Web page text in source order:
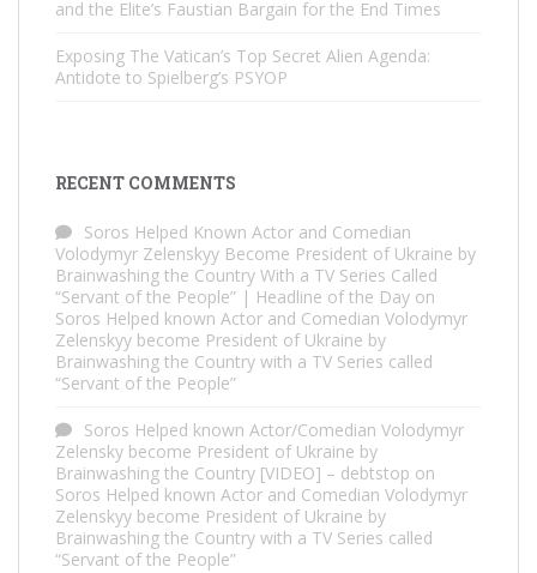
and the Elite’s Faustian Bargain for the End Times
Exposing The Vatican’s Top Secret Alien Agenda:
Antidote to Spielberg’s PSYOP
RECENT COMMENTS
Soros Helped Known Actor and Comedian
Volodymyr Zelenskyy Become President of Ukraine by
Brainwashing the Country With a TV Series Called
“Servant of the People” | Headline of the Day on
Soros Helped known Actor and Comedian Volodymyr
Zelenskyy become President of Ukraine by
Brainwashing the Country with a TV Series called
“Servant of the People”
Soros Helped known Actor/Comedian Volodymyr
Zelensky become President of Ukraine by
Brainwashing the Country [VIDEO] – debtstop on
Soros Helped known Actor and Comedian Volodymyr
Zelenskyy become President of Ukraine by
Brainwashing the Country with a TV Series called
“Servant of the People”